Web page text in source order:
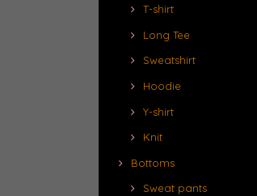
T-shirt
Long Tee
Sweatshirt
Hoodie
Y-shirt
Knit
Bottoms
Sweat pants